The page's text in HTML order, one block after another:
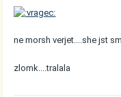
ne morsh verjet....she jst
zlomk....tralala